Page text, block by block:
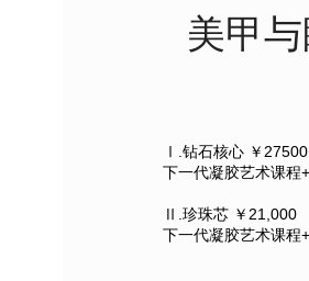
美甲
Ⅰ.钻石核心 ￥27500
下一代凝胶艺术课程
Ⅱ.珍珠芯 ￥21,000
下一代凝胶艺术课程